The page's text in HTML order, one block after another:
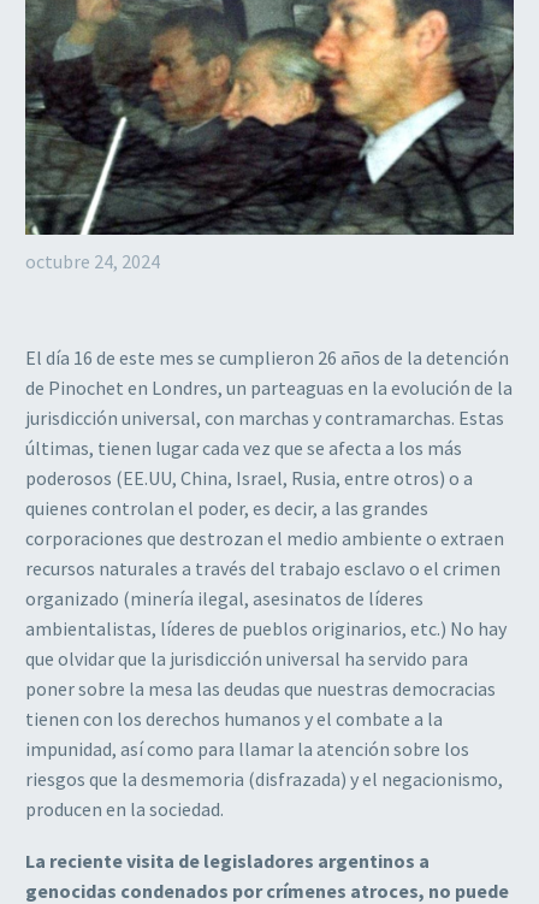
octubre 24, 2024
El día 16 de este mes se cumplieron 26 años de la detención
de Pinochet en Londres, un parteaguas en la evolución de la
jurisdicción universal, con marchas y contramarchas. Estas
últimas, tienen lugar cada vez que se afecta a los más
poderosos (EE.UU, China, Israel, Rusia, entre otros) o a
quienes controlan el poder, es decir, a las grandes
corporaciones que destrozan el medio ambiente o extraen
recursos naturales a través del trabajo esclavo o el crimen
organizado (minería ilegal, asesinatos de líderes
ambientalistas, líderes de pueblos originarios, etc.) No hay
que olvidar que la jurisdicción universal ha servido para
poner sobre la mesa las deudas que nuestras democracias
tienen con los derechos humanos y el combate a la
impunidad, así como para llamar la atención sobre los
riesgos que la desmemoria (disfrazada) y el negacionismo,
producen en la sociedad.
La reciente visita de legisladores argentinos a
genocidas condenados por crímenes atroces, no puede